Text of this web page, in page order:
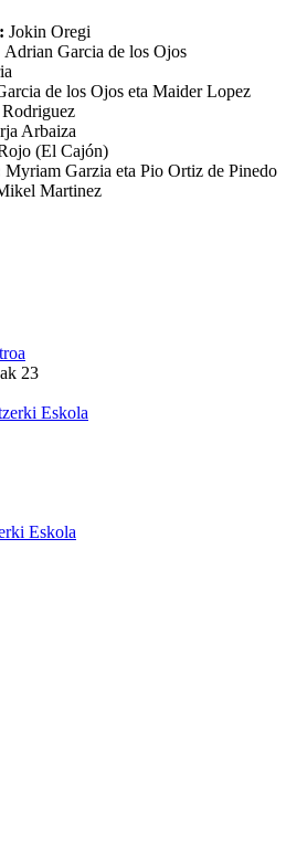
Jokin Oregi
Adrian Garcia de los Ojos
de los Ojos eta Maider Lopez
Arbaiza
(El Cajón)
Myriam Garzia eta Pio Ortiz de Pinedo
Martinez
23
Eskola
Eskola